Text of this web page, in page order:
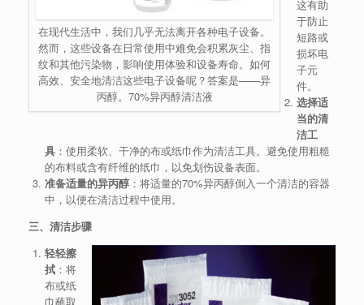
在现代生活中，我们几乎无法离开各种电子设备。
然而，这些设备在日常使用中难免会积累灰尘、指
纹和其他污染物，影响使用体验和设备寿命。如何
高效、安全地清洁这些电子设备呢？答案是——异
丙醇。70%异丙醇清洁液
这有助
于防止
短路或
损坏电
子元
件。
选择适
当的清
洁工
具：使用柔软、干净的布或纸巾作为清洁工具。避免使用粗糙
的布料或含有纤维的纸巾，以免划伤设备表面。
准备适量的异丙醇：将适量的70%异丙醇倒入一个清洁的容器
中，以便在清洁过程中使用。
三、清洁步骤
轻轻擦
拭：将
布或纸
巾蘸取